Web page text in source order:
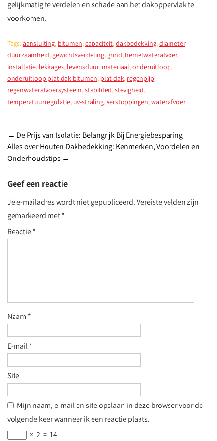
gelijkmatig te verdelen en schade aan het dakoppervlak te
voorkomen.
Tags:aansluiting, bitumen,capaciteit,dakbedekking,diameter,
duurzaamheid, gewichtsverdeling, grind, hemelwaterafvoer,
installatie, lekkages, levensduur, materiaal,onderuitloop,
onderuitloop plat dak bitumen, plat dak, regenpijp,
regenwaterafvoersysteem,stabiliteit,stevigheid,
temperatuurregulatie, uv-straling,verstoppingen,waterafvoer
Post
navigation
← De Prijs van Isolatie: Belangrijk Bij Energiebesparing
Alles over Houten Dakbedekking: Kenmerken, Voordelen en
Onderhoudstips →
Geef een reactie
Je e-mailadres wordt niet gepubliceerd.Vereiste velden zijn
gemarkeerd met*
Reactie*
Naam *
E-mail*
Site
Mijn naam, e-mail en site opslaan in deze browser voor de
volgende keer wanneer ik een reactie plaats.
× 2 = 14